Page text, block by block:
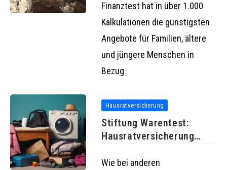
Finanztest hat in über 1.000
Kalkulationen die günstigsten
Angebote für Familien, ältere
und jüngere Menschen in
Bezug
Hausratversicherung
Stiftung Warentest:
Hausratversicherung
1.000
Wie bei anderen